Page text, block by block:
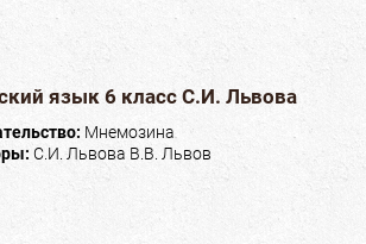
язык 6 класс С.И. Львова
Мнемозина
С.И. Львова В.В. Львов